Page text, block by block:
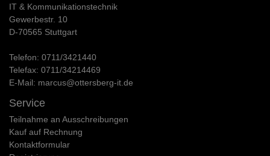
IT & Kommunikationstechnik
Gewerbestr. 10
D-70565 Stuttgart
Telefon: 0711/3421440
Telefax: 0711/34214469
E-Mail: marcus@ottersberg-it.de
Service
Teilnahme an Ausschreibungen
Kauf auf Rechnung
Kontaktformular